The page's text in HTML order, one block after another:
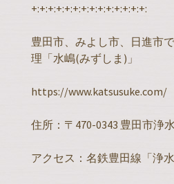
+:+:+:+:+:+:+:+:+:+:+:+:+:+:
豊田市、みよし市、日進市
理「水嶋(みずしま)」
https://www.katsusuke.com/
住所：〒470-0343 豊田市浄
アクセス：名鉄豊田線「浄